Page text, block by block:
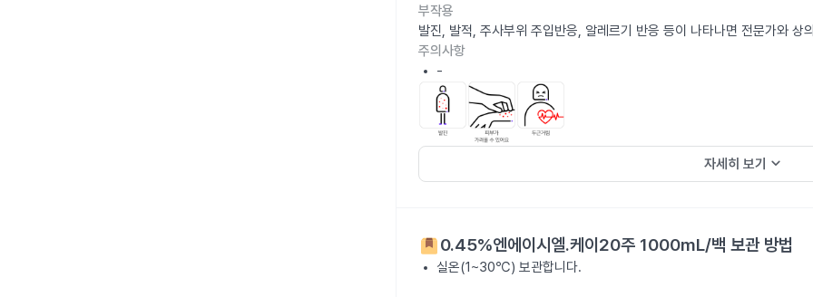
부작용
발진, 발적, 주사부위 주입반응, 알레르기 반응 등이 나타나면 전문가와 상
주의사항
-
자세히 보기 keyboard_arrow_down
0.45%엔에이시엘.케이20주 1000mL/백 보관 방법
실온(1~30℃) 보관합니다.